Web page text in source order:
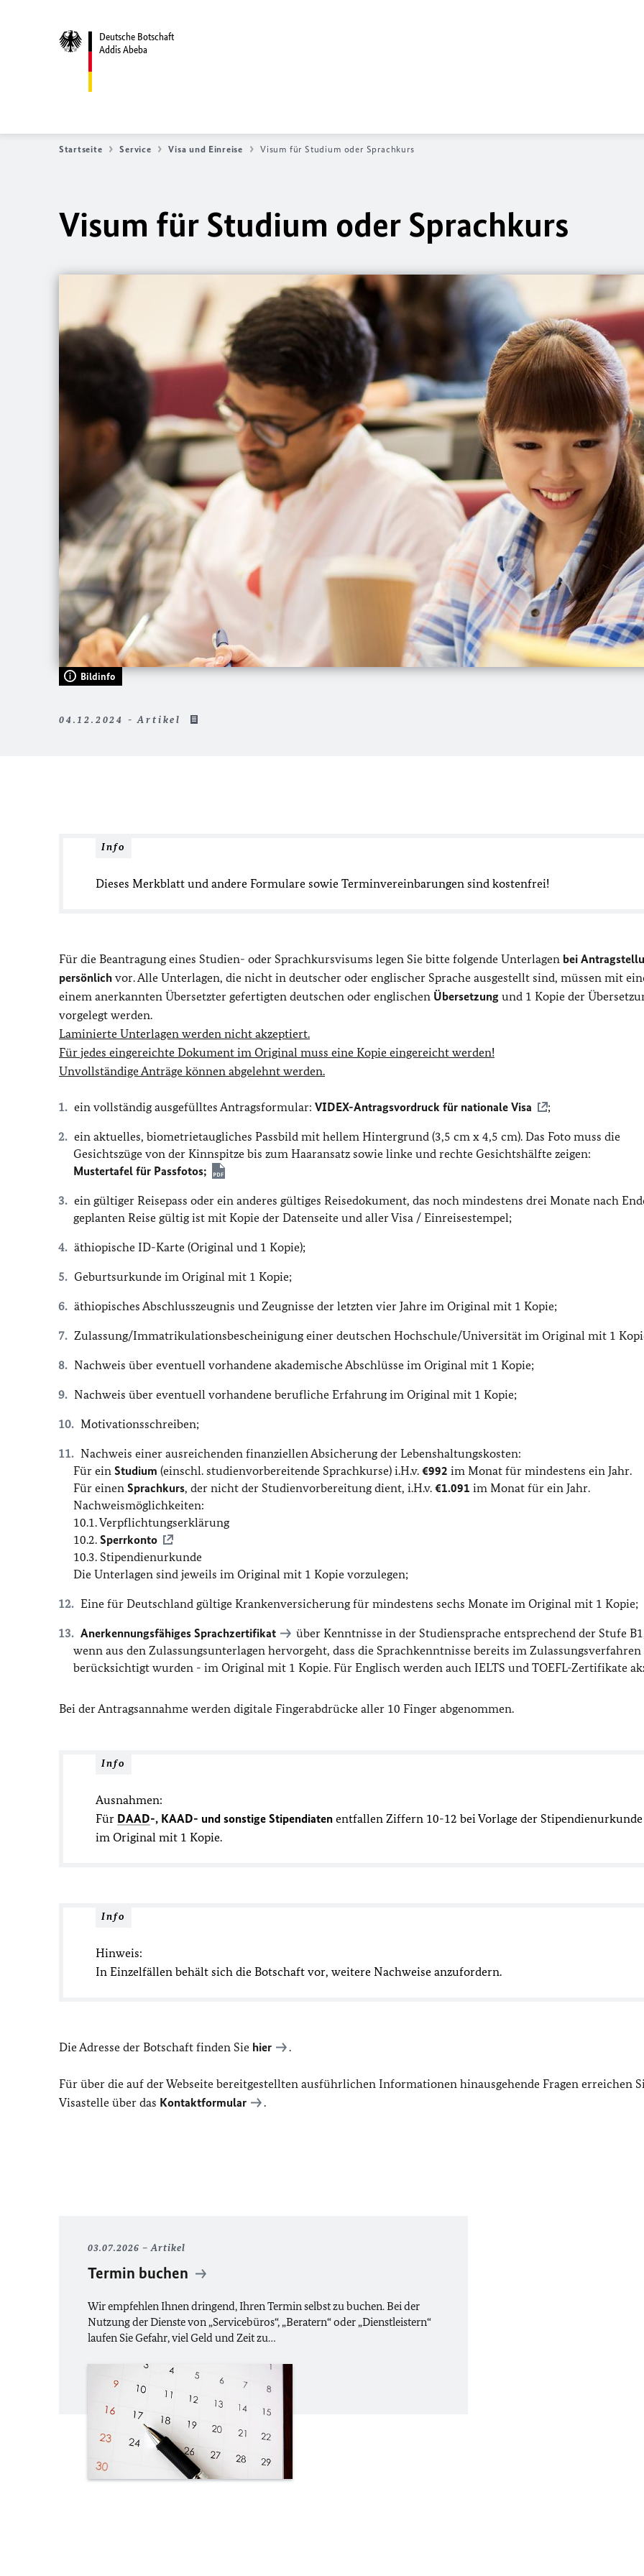
Deutsche Botschaft
Addis Abeba
Startseite Service Visa und Einreise Visum für Studium oder Sprachkurs
Visum für Studium oder Sprachkurs
Bildinfo
04.12.2024 - Artikel
Info
Dieses Merkblatt und andere Formulare sowie Terminvereinbarungen sind kostenfrei!
Für die Beantragung eines Studien- oder Sprachkursvisums legen Sie bitte folgende Unterlagen bei
persönlich vor. Alle Unterlagen, die nicht in deutscher oder englischer Sprache ausgestellt sind, müssen mit
einem anerkannten Übersetzter gefertigten deutschen oder englischen Übersetzung und 1 Kopie der
vorgelegt werden.
Laminierte Unterlagen werden nicht akzeptiert.
Für jedes eingereichte Dokument im Original muss eine Kopie eingereicht werden!
Unvollständige Anträge können abgelehnt werden.
ein vollständig ausgefülltes Antragsformular:VIDEX-Antragsvordruck für nationale Visa ;
ein aktuelles, biometrietaugliches Passbild mit hellem Hintergrund (3,5 cm x 4,5 cm). Das Foto muss die
Gesichtszüge von der Kinnspitze bis zum Haaransatz sowie linke und rechte Gesichtshälfte zeigen:
Mustertafel für Passfotos;
ein gültiger Reisepass oder ein anderes gültiges Reisedokument, das noch mindestens drei Monate nach
geplanten Reise gültig ist mit Kopie der Datenseite und aller Visa / Einreisestempel;
äthiopische ID-Karte (Original und 1 Kopie);
Geburtsurkunde im Original mit 1 Kopie;
äthiopisches Abschlusszeugnis und Zeugnisse der letzten vier Jahre im Original mit 1 Kopie;
Zulassung/Immatrikulationsbescheinigung einer deutschen Hochschule/Universität im Original mit 1
Nachweis über eventuell vorhandene akademische Abschlüsse im Original mit 1 Kopie;
Nachweis über eventuell vorhandene berufliche Erfahrung im Original mit 1 Kopie;
Motivationsschreiben;
Nachweis einer ausreichenden finanziellen Absicherung der Lebenshaltungskosten:
Für ein Studium (einschl. studienvorbereitende Sprachkurse) i.H.v. €992 im Monat für mindestens ein Jahr.
Für einen Sprachkurs, der nicht der Studienvorbereitung dient, i.H.v. €1.091 im Monat für ein Jahr.
Nachweismöglichkeiten:
10.1. Verpflichtungserklärung
10.2. Sperrkonto
10.3. Stipendienurkunde
Die Unterlagen sind jeweils im Original mit 1 Kopie vorzulegen;
Eine für Deutschland gültige Krankenversicherung für mindestens sechs Monate im Original mit 1 Kopie;
Anerkennungsfähiges Sprachzertifikat
über Kenntnisse in der Studiensprache entsprechend der Stufe
wenn aus den Zulassungsunterlagen hervorgeht, dass die Sprachkenntnisse bereits im Zulassungsverfahren
berücksichtigt wurden - im Original mit 1 Kopie. Für Englisch werden auch IELTS und TOEFL-Zertifikate
Bei der Antragsannahme werden digitale Fingerabdrücke aller 10 Finger abgenommen.
Info
Ausnahmen:
Für DAAD-, KAAD- und sonstige Stipendiaten entfallen Ziffern 10-12 bei Vorlage der Stipendienurkunde
im Original mit 1 Kopie.
Info
Hinweis:
In Einzelfällen behält sich die Botschaft vor, weitere Nachweise anzufordern.
Die Adresse der Botschaft finden Sie hier .
Für über die auf der Webseite bereitgestellten ausführlichen Informationen hinausgehende Fragen erreichen
Visastelle über das Kontaktformular .
03.07.2026 Artikel
Termin buchen
Wir empfehlen Ihnen dringend, Ihren Termin selbst zu buchen. Bei der
Nutzung der Dienste von „Servicebüros“, „Beratern“ oder „Dienstleistern“
laufen Sie Gefahr, viel Geld und Zeit zu…